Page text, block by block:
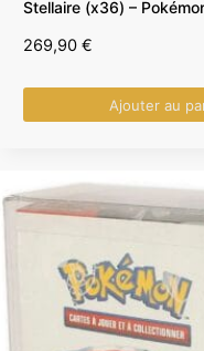
Stellaire (x36) –
269,90 €
Ajouter au